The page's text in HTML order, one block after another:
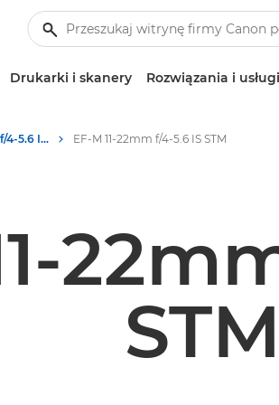
Drukarki i skanery Rozwiązania i usługi
Canon EF-M 11-22mm f/4-5.6 IS STM - Obiektywy – obiektywy do kamer i aparatów EF-M 11-22mm f/4-5.6 IS STM
STM